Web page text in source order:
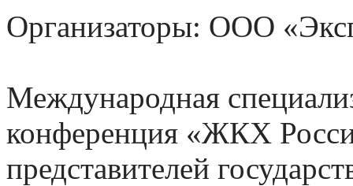
Организаторы: ООО
Международная
конференция «ЖКХ
представителей